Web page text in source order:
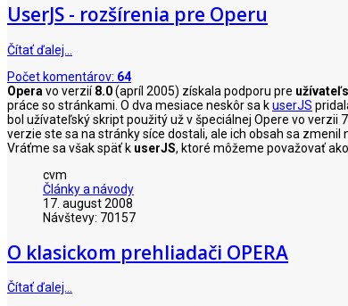
UserJS - rozšírenia pre Operu
Čítať ďalej…
Počet komentárov: 64
Opera vo verzií8.0(apríl 2005) získala podporu pre
práce so stránkami. O dva mesiace neskôr sa kuserJS
bol užívateľský skript použitý už v špeciálnej Opere vo
verzie ste sa na stránky síce dostali, ale ich obsah sa
Vráťme sa však späť k userJS, ktoré môžeme považovať ako
cvm
Články a návody
17. august 2008
Návštevy: 70157
O klasickom prehliadači OPERA
Čítať ďalej…